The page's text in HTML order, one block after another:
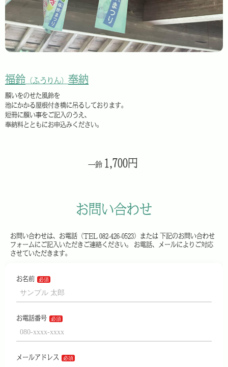
福鈴 （ふうりん） 奉納
願いをのせた風鈴を
池にかかる屋根付き橋に吊るしております。
短冊に願い事をご記入のうえ、
奉納料とともにお申込みください。
一鈴 1,700円